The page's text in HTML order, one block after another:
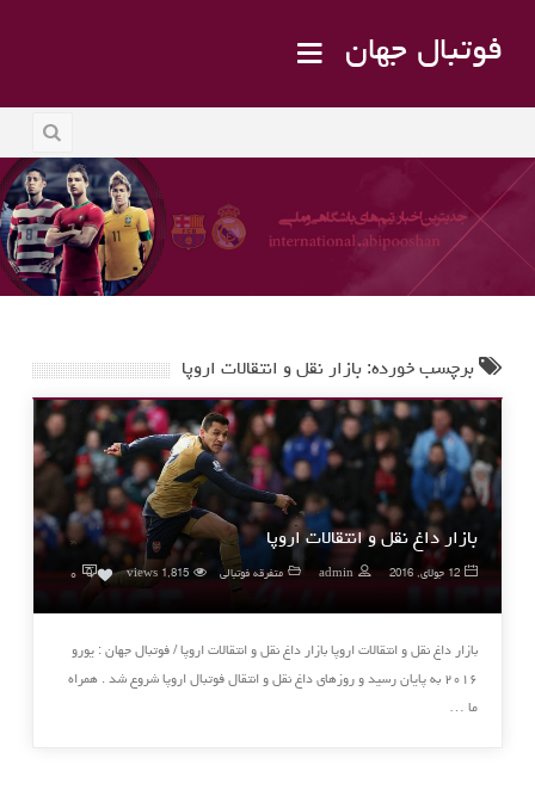
فوتبال جهان
برچسب خورده: بازار نقل و انتقالات اروپا
بازار داغ نقل و انتقالات اروپا
12 جولای, 2016 admin متفرقه فوتبالی 1,815 views
0 ۰
بازار داغ نقل و انتقالات اروپا بازار داغ نقل و انتقالات اروپا / فوتبال جهان : یورو
۲۰۱۶ به پایان رسید و روزهای داغ نقل و انتقال فوتبال اروپا شروع شد . همراه
ما …